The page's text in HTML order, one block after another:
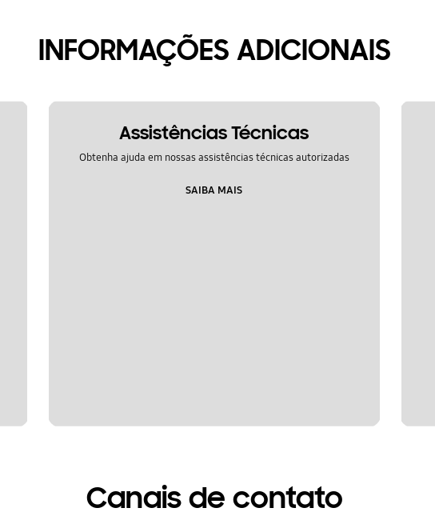
INFORMAÇÕES ADICIONAIS
Assistências Técnicas
Obtenha ajuda em nossas assistências técnicas autorizadas
SAIBA MAIS
Canais de contato